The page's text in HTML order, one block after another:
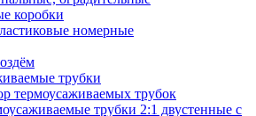
коробки
номерные
трубки
термоусаживаемых трубок
трубки 2:1 двустенные с